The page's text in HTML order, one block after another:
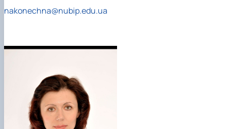
nakonechna@nubip.edu.ua